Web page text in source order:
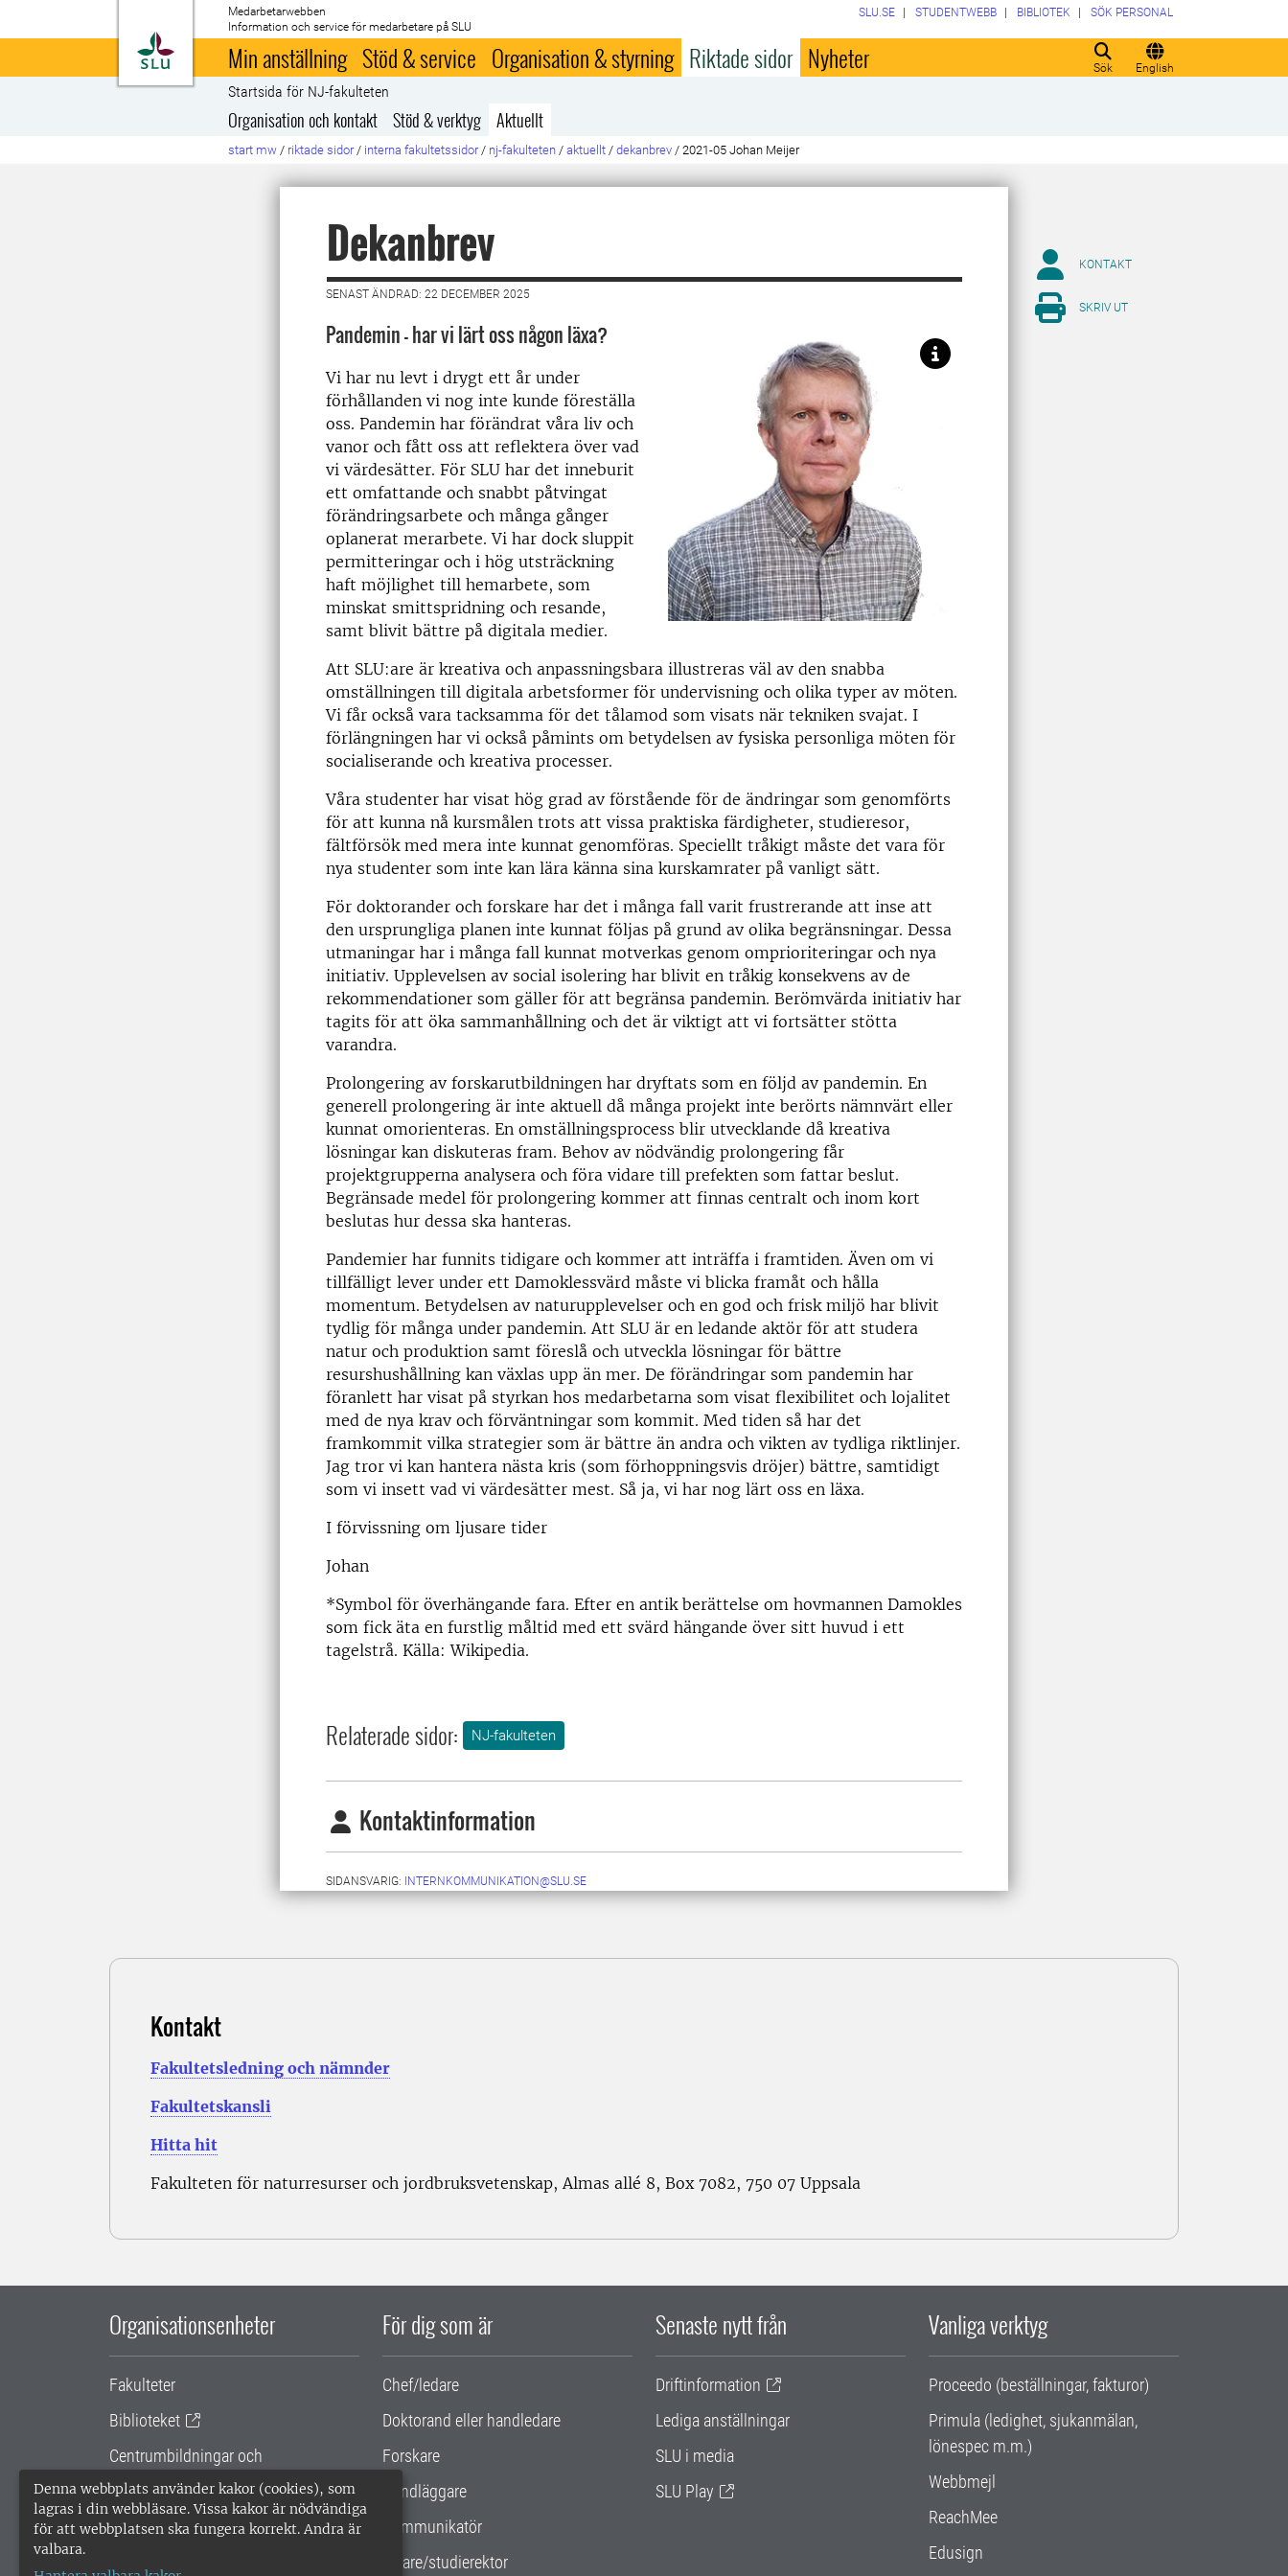
Denna webbplats använder kakor (cookies), som
lagras i din webbläsare. Vissa kakor är nödvändiga
för att webbplatsen ska fungera korrekt. Andra är
valbara.
Till startsida
Medarbetarwebben
Information och service för medarbetare på SLU
Sök English
SLU.SE STUDENTWEBB BIBLIOTEK SÖK PERSONAL
Min anställning Stöd & service Organisation & styrning Riktade sidor Nyheter
Startsida för NJ-fakulteten
Organisation och kontakt Stöd & verktyg Aktuellt
start mw / riktade sidor / interna fakultetssidor / nj-fakulteten / aktuellt / dekanbrev / 2021-05 Johan Meijer
Dekanbrev
SENAST ÄNDRAD: 22 DECEMBER 2025
Pandemin – har vi lärt oss någon läxa?
Vi har nu levt i drygt ett år under
förhållanden vi nog inte kunde föreställa
oss. Pandemin har förändrat våra liv och
vanor och fått oss att reflektera över vad
vi värdesätter. För SLU har det inneburit
ett omfattande och snabbt påtvingat
förändringsarbete och många gånger
oplanerat merarbete. Vi har dock sluppit
permitteringar och i hög utsträckning
haft möjlighet till hemarbete, som
minskat smittspridning och resande,
samt blivit bättre på digitala medier.
Att SLU:are är kreativa och anpassningsbara illustreras väl av den snabba
omställningen till digitala arbetsformer för undervisning och olika typer av möten.
Vi får också vara tacksamma för det tålamod som visats när tekniken svajat. I
förlängningen har vi också påmints om betydelsen av fysiska personliga möten för
socialiserande och kreativa processer.
Våra studenter har visat hög grad av förstående för de ändringar som genomförts
för att kunna nå kursmålen trots att vissa praktiska färdigheter, studieresor,
fältförsök med mera inte kunnat genomföras. Speciellt tråkigt måste det vara för
nya studenter som inte kan lära känna sina kurskamrater på vanligt sätt.
För doktorander och forskare har det i många fall varit frustrerande att inse att
den ursprungliga planen inte kunnat följas på grund av olika begränsningar. Dessa
utmaningar har i många fall kunnat motverkas genom omprioriteringar och nya
initiativ. Upplevelsen av social isolering har blivit en tråkig konsekvens av de
rekommendationer som gäller för att begränsa pandemin. Berömvärda initiativ har
tagits för att öka sammanhållning och det är viktigt att vi fortsätter stötta
varandra.
Prolongering av forskarutbildningen har dryftats som en följd av pandemin. En
generell prolongering är inte aktuell då många projekt inte berörts nämnvärt eller
kunnat omorienteras. En omställningsprocess blir utvecklande då kreativa
lösningar kan diskuteras fram. Behov av nödvändig prolongering får
projektgrupperna analysera och föra vidare till prefekten som fattar beslut.
Begränsade medel för prolongering kommer att finnas centralt och inom kort
beslutas hur dessa ska hanteras.
Pandemier har funnits tidigare och kommer att inträffa i framtiden. Även om vi
tillfälligt lever under ett Damoklessvärd måste vi blicka framåt och hålla
momentum. Betydelsen av naturupplevelser och en god och frisk miljö har blivit
tydlig för många under pandemin. Att SLU är en ledande aktör för att studera
natur och produktion samt föreslå och utveckla lösningar för bättre
resurshushållning kan växlas upp än mer. De förändringar som pandemin har
föranlett har visat på styrkan hos medarbetarna som visat flexibilitet och lojalitet
med de nya krav och förväntningar som kommit. Med tiden så har det
framkommit vilka strategier som är bättre än andra och vikten av tydliga riktlinjer.
Jag tror vi kan hantera nästa kris (som förhoppningsvis dröjer) bättre, samtidigt
som vi insett vad vi värdesätter mest. Så ja, vi har nog lärt oss en läxa.
I förvissning om ljusare tider
Johan
*Symbol för överhängande fara. Efter en antik berättelse om hovmannen Damokles
som fick äta en furstlig måltid med ett svärd hängande över sitt huvud i ett
tagelstrå. Källa: Wikipedia.
Relaterade sidor: NJ-fakulteten
Kontaktinformation
SIDANSVARIG: INTERNKOMMUNIKATION@SLU.SE
KONTAKT
SKRIV UT
Kontakt
Fakultetsledning och nämnder
Fakultetskansli
Hitta hit
Fakulteten för naturresurser och jordbruksvetenskap, Almas allé 8, Box 7082, 750 07 Uppsala
Organisationsenheter
Fakulteter
Biblioteket
Centrumbildningar och
samarbetsprojekt
Gemensamma verksamhetsstödet
För dig som är
Chef/ledare
Doktorand eller handledare
Forskare
Handläggare
Kommunikatör
Lärare/studierektor
Senaste nytt från
Driftinformation
Lediga anställningar
SLU i media
SLU Play
Vanliga verktyg
Proceedo (beställningar, fakturor)
Primula (ledighet, sjukanmälan,
lönespec m.m.)
Webbmejl
ReachMee
Edusign